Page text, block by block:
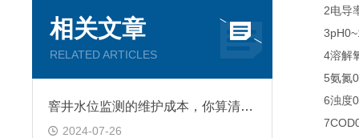
相关文章
RELATED ARTICLES
窨井水位监测的维护成本，你算清楚了吗
2024-07-26
2电导率
4溶解氧
5氨氮0-
6浊度
7COD0